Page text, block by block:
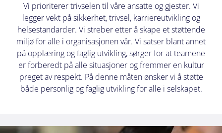
Vi prioriterer trivselen til våre ansatte og gjester. Vi
legger vekt på sikkerhet, trivsel, karriereutvikling og
helsestandarder. Vi streber etter å skape et støttende
miljø for alle i organisasjonen vår. Vi satser blant annet
på opplæring og faglig utvikling, sørger for at teamene
er forberedt på alle situasjoner og fremmer en kultur
preget av respekt. På denne måten ønsker vi å støtte
både personlig og faglig utvikling for alle i selskapet.